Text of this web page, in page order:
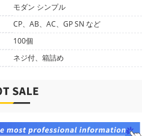
モダン シンプル
CP、AB、AC、GP SN など
100個
ネジ付、箱詰め